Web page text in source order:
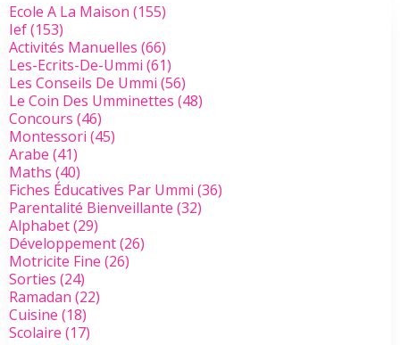
Ecole A La Maison (155)
Ief(153)
Activités Manuelles (66)
Les-Ecrits-De-Ummi (61)
Les Conseils De Ummi (56)
Le Coin Des Umminettes (48)
Concours (46)
Montessori (45)
Arabe (41)
Maths (40)
Fiches Éducatives Par Ummi (36)
Parentalité Bienveillante (32)
Alphabet(29)
Développement(26)
Motricite Fine (26)
Sorties (24)
Ramadan (22)
Cuisine (18)
Scolaire (17)